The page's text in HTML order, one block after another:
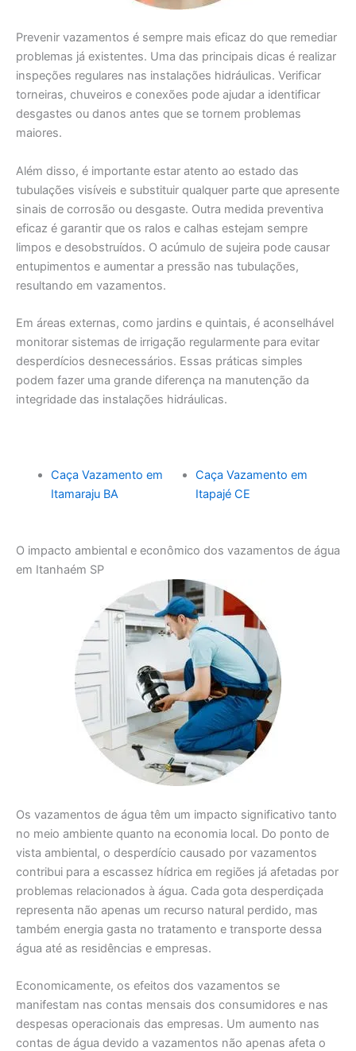
Prevenir vazamentos é sempre mais eficaz do que remediar
problemas já existentes. Uma das principais dicas é realizar
inspeções regulares nas instalações hidráulicas. Verificar
torneiras, chuveiros e conexões pode ajudar a identificar
desgastes ou danos antes que se tornem problemas
maiores.
Além disso, é importante estar atento ao estado das
tubulações visíveis e substituir qualquer parte que apresente
sinais de corrosão ou desgaste. Outra medida preventiva
eficaz é garantir que os ralos e calhas estejam sempre
limpos e desobstruídos. O acúmulo de sujeira pode causar
entupimentos e aumentar a pressão nas tubulações,
resultando em vazamentos.
Em áreas externas, como jardins e quintais, é aconselhável
monitorar sistemas de irrigação regularmente para evitar
desperdícios desnecessários. Essas práticas simples
podem fazer uma grande diferença na manutenção da
integridade das instalações hidráulicas.
Caça Vazamento em
Itamaraju BA
Caça Vazamento em
Itapajé CE
O impacto ambiental e econômico dos vazamentos de água
em Itanhaém SP
Os vazamentos de água têm um impacto significativo tanto
no meio ambiente quanto na economia local. Do ponto de
vista ambiental, o desperdício causado por vazamentos
contribui para a escassez hídrica em regiões já afetadas por
problemas relacionados à água. Cada gota desperdiçada
representa não apenas um recurso natural perdido, mas
também energia gasta no tratamento e transporte dessa
água até as residências e empresas.
Economicamente, os efeitos dos vazamentos se
manifestam nas contas mensais dos consumidores e nas
despesas operacionais das empresas. Um aumento nas
contas de água devido a vazamentos não apenas afeta o